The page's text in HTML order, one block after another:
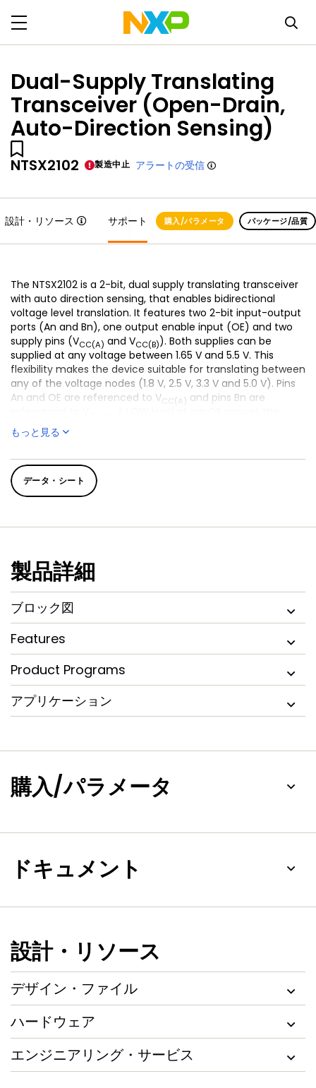
Dual-Supply Translating
Transceiver (Open-Drain,
Auto-Direction Sensing)
NTSX2102 製造中止 アラートの受信
設計・リソース サポート 購入/パラメータ パッケージ/品質
The NTSX2102 is a 2-bit, dual supply translating transceiver
with auto direction sensing, that enables bidirectional
voltage level translation. It features two 2-bit input-output
ports (An and Bn), one output enable input (OE) and two
supply pins (VCC(A) and VCC(B)). Both supplies can be
supplied at any voltage between 1.65 V and 5.5 V. This
flexibility makes the device suitable for translating between
any of the voltage nodes (1.8 V, 2.5 V, 3.3 V and 5.0 V). Pins
An and OE are referenced to VCC(A) and pins Bn are
outputs to assume a high-impedance OFF-state. This
device is fully specified for partial power-down applications
OFF OFF
the damaging backflow current through the device when it
is powered down.
もっと見る
データ・シート
製品詳細
ブロック図
Features
Product Programs
アプリケーション
購入/パラメータ
ドキュメント
設計・リソース
デザイン・ファイル
ハードウェア
エンジニアリング・サービス